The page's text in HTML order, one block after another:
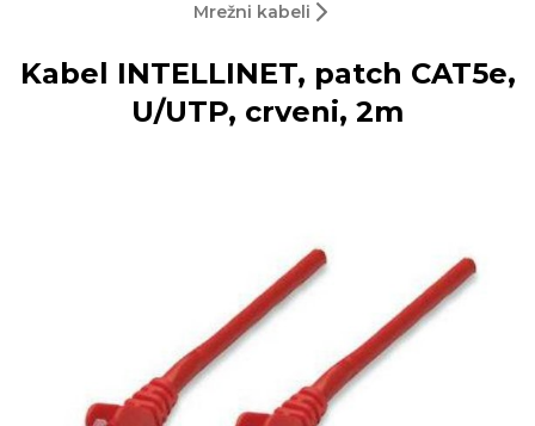
Mrežni kabeli
Kabel INTELLINET, patch CAT5e,
U/UTP, crveni, 2m